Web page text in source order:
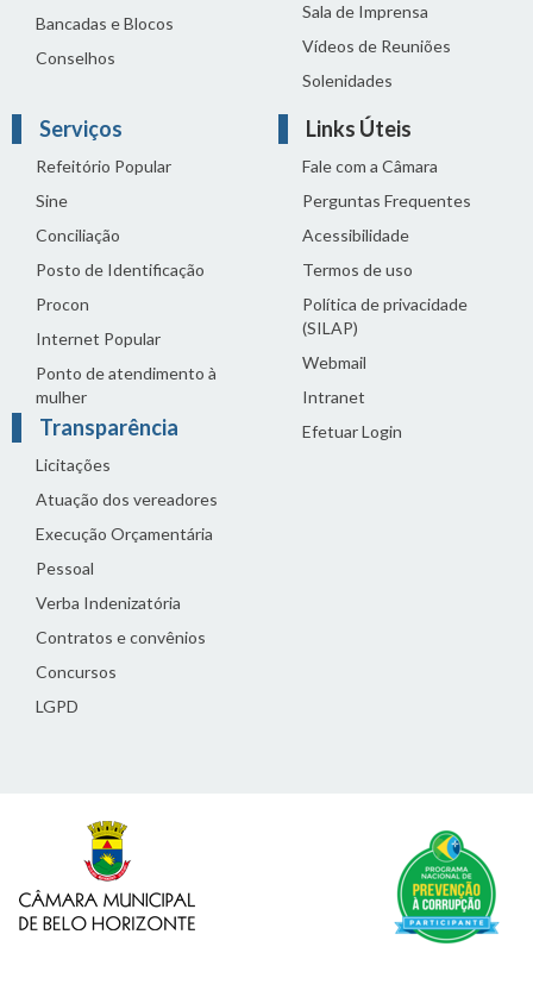
Bancadas e Blocos
Conselhos
Sala de Imprensa
Vídeos de Reuniões
Solenidades
Serviços
Refeitório Popular
Sine
Conciliação
Posto de Identificação
Procon
Internet Popular
Ponto de atendimento à
mulher
Transparência
Licitações
Atuação dos vereadores
Execução Orçamentária
Pessoal
Verba Indenizatória
Contratos e convênios
Concursos
LGPD
Links Úteis
Fale com a Câmara
Perguntas Frequentes
Acessibilidade
Termos de uso
Política de privacidade
(SILAP)
Webmail
Intranet
Efetuar Login